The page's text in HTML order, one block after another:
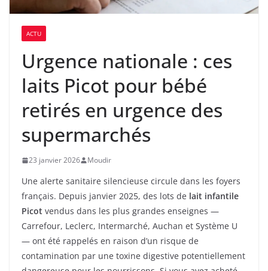
ACTU
Urgence nationale : ces
laits Picot pour bébé
retirés en urgence des
supermarchés
23 janvier 2026 Moudir
Une alerte sanitaire silencieuse circule dans les foyers
français. Depuis janvier 2025, des lots de lait infantile
Picot vendus dans les plus grandes enseignes —
Carrefour, Leclerc, Intermarché, Auchan et Système U
— ont été rappelés en raison d’un risque de
contamination par une toxine digestive potentiellement